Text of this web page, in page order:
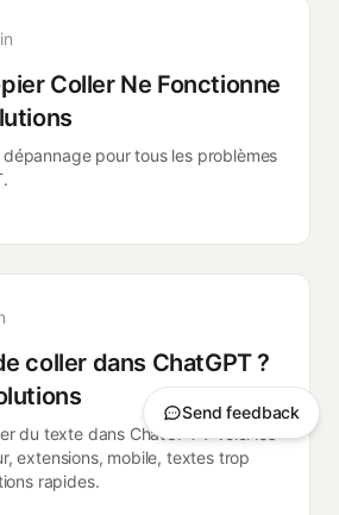
Coller Ne Fonctionne
pour tous les problèmes
coller dans ChatGPT ?
du texte dans ChatGPT ? Voici les
extensions, mobile, textes trop
rapides.
Send feedback